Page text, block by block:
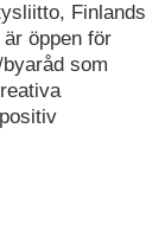
Finlands
öppen för
som